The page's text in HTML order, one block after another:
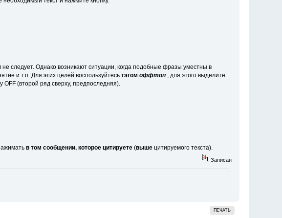
следует. Однако возникают ситуации, когда подобные фразы уместны в
и т.п. Для этих целей воспользуйтесь тэгом оффтоп , для этого выделите
OFF (второй ряд сверху, предпоследняя).
в том сообщении, которое цитируете(выше цитируемого текста).
Записан
ПЕЧАТЬ